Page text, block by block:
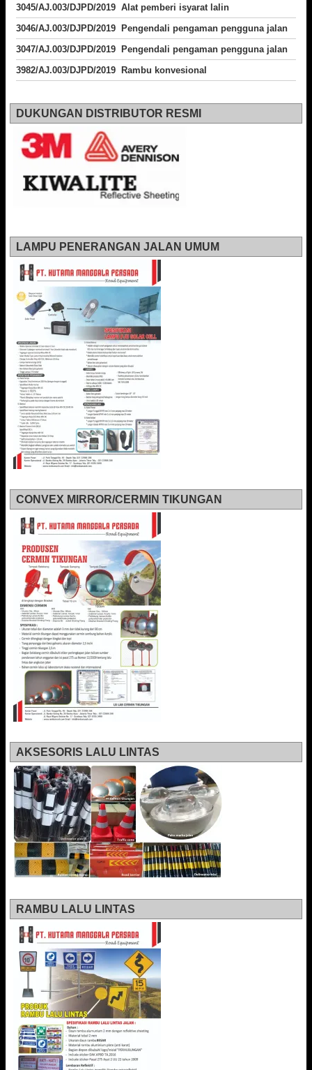
3045/AJ.003/DJPD/2019 Alat pemberi isyarat lalin
3046/AJ.003/DJPD/2019 Pengendali pengaman pengguna jalan
3047/AJ.003/DJPD/2019 Pengendali pengaman pengguna jalan
3982/AJ.003/DJPD/2019 Rambu konvesional
DUKUNGAN DISTRIBUTOR RESMI
LAMPU PENERANGAN JALAN UMUM
CONVEX MIRROR/CERMIN TIKUNGAN
AKSESORIS LALU LINTAS
RAMBU LALU LINTAS